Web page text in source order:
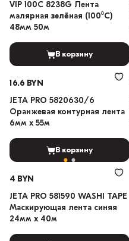
VIP 100C 8238G Лента
малярная зелёная (100⁰С)
48мм 50м
В корзину
16.6 BYN
JETA PRO 5820630/6
Оранжевая контурная лента
6мм х 55м
В корзину
4 BYN
JETA PRO 581590 WASHI TAPE
Маскирующая лента синяя
24мм х 40м